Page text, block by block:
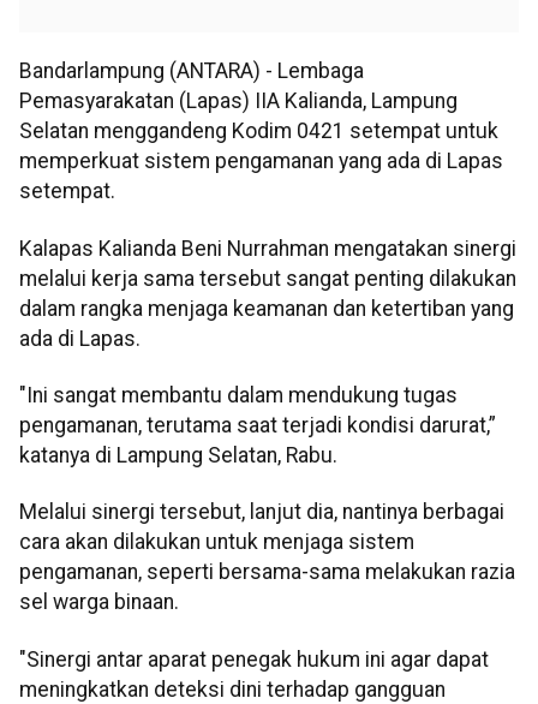
Bandarlampung (ANTARA) - Lembaga
Pemasyarakatan (Lapas) IIA Kalianda, Lampung
Selatan menggandeng Kodim 0421 setempat untuk
memperkuat sistem pengamanan yang ada di Lapas
setempat.
Kalapas Kalianda Beni Nurrahman mengatakan sinergi
melalui kerja sama tersebut sangat penting dilakukan
dalam rangka menjaga keamanan dan ketertiban yang
ada di Lapas.
"Ini sangat membantu dalam mendukung tugas
pengamanan, terutama saat terjadi kondisi darurat,”
katanya di Lampung Selatan, Rabu.
Melalui sinergi tersebut, lanjut dia, nantinya berbagai
cara akan dilakukan untuk menjaga sistem
pengamanan, seperti bersama-sama melakukan razia
sel warga binaan.
"Sinergi antar aparat penegak hukum ini agar dapat
meningkatkan deteksi dini terhadap gangguan